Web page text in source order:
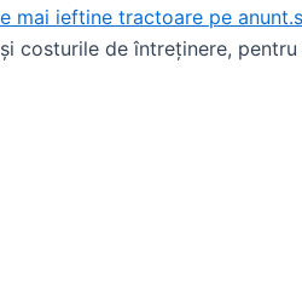
mai ieftine tractoare pe
costurile de întreținere,